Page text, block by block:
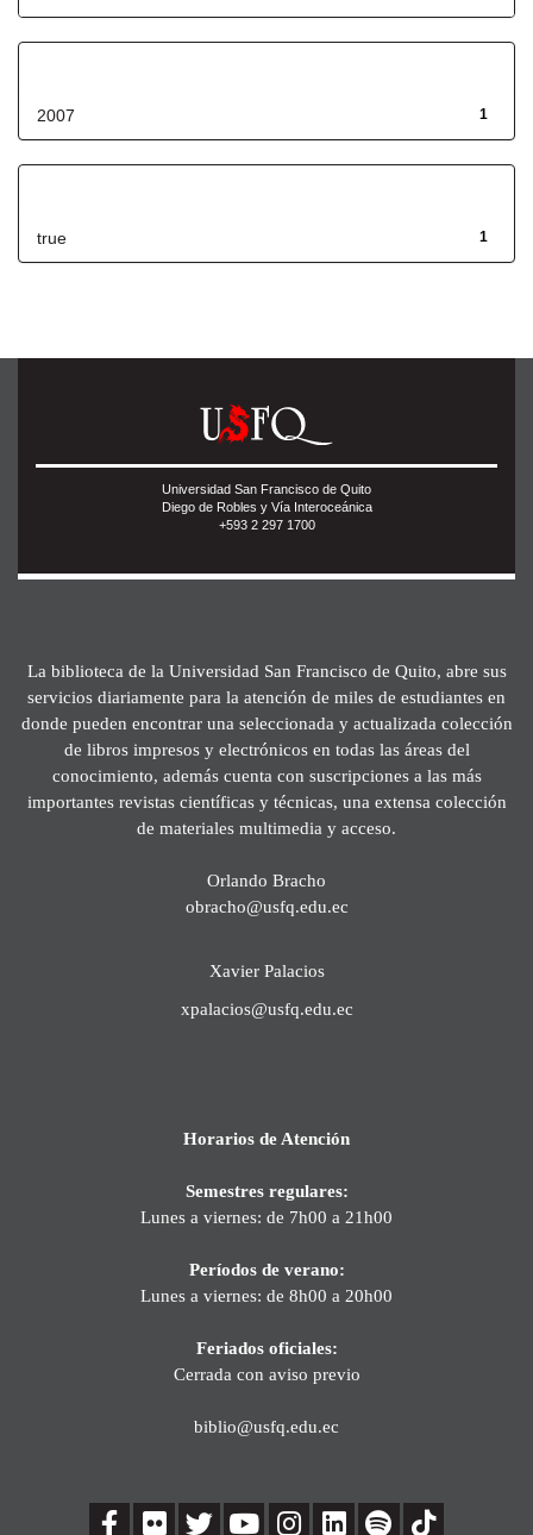
1
2007
1
true
Universidad San Francisco de Quito
Diego de Robles y Vía Interoceánica
+593 2 297 1700
La biblioteca de la Universidad San Francisco de Quito, abre sus
servicios diariamente para la atención de miles de estudiantes en
donde pueden encontrar una seleccionada y actualizada colección
de libros impresos y electrónicos en todas las áreas del
conocimiento, además cuenta con suscripciones a las más
importantes revistas científicas y técnicas, una extensa colección
de materiales multimedia y acceso.
Orlando Bracho
obracho@usfq.edu.ec
Xavier Palacios
xpalacios@usfq.edu.ec
Horarios de Atención
Semestres regulares:
Lunes a viernes: de 7h00 a 21h00
Períodos de verano:
Lunes a viernes: de 8h00 a 20h00
Feriados oficiales:
Cerrada con aviso previo
biblio@usfq.edu.ec